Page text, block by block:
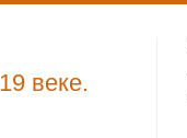
веке.